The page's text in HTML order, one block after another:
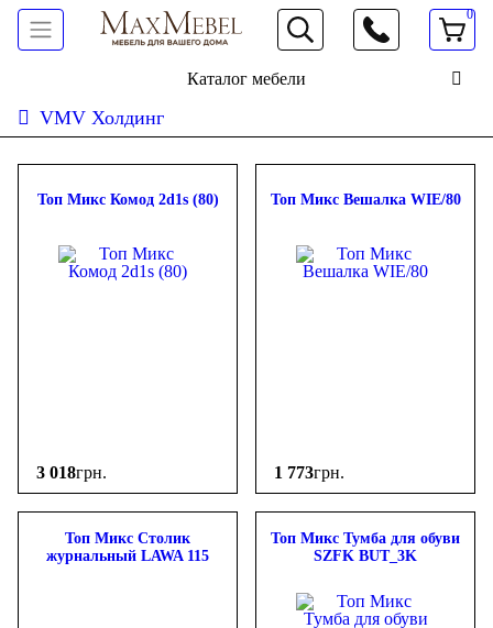
066 472 19 61
0
Каталог мебели
VMV Холдинг
ФИЛЬТР
-
Топ Микс Комод 2d1s (80)
3 018грн.
Топ Микс Вешалка WIE/80
1 773грн.
Топ Микс Столик
журнальный LAWA 115
Топ Микс Тумба для обуви
SZFK BUT_3K